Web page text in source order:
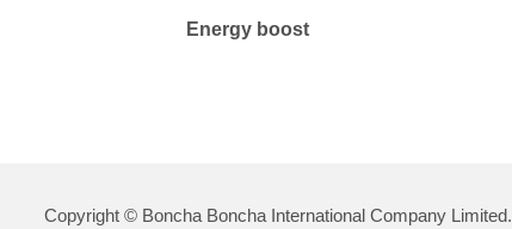
Energy boost
Copyright © Boncha Boncha International Company Limited.